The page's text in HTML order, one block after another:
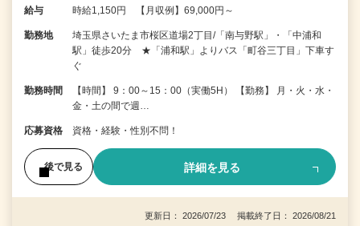
給与 時給1,150円 【月収例】69,000円～
勤務地
埼玉県さいたま市桜区道場2丁目/「南与野駅」・「中浦和
駅」徒歩20分 ★「浦和駅」よりバス「町谷三丁目」下車す
ぐ
勤務時間
【時間】 9：00～15：00（実働5H） 【勤務】 月・火・水・
金・土の間で週…
応募資格 資格・経験・性別不問！
後で見る 詳細を見る
更新日： 2026/07/23 掲載終了日： 2026/08/21